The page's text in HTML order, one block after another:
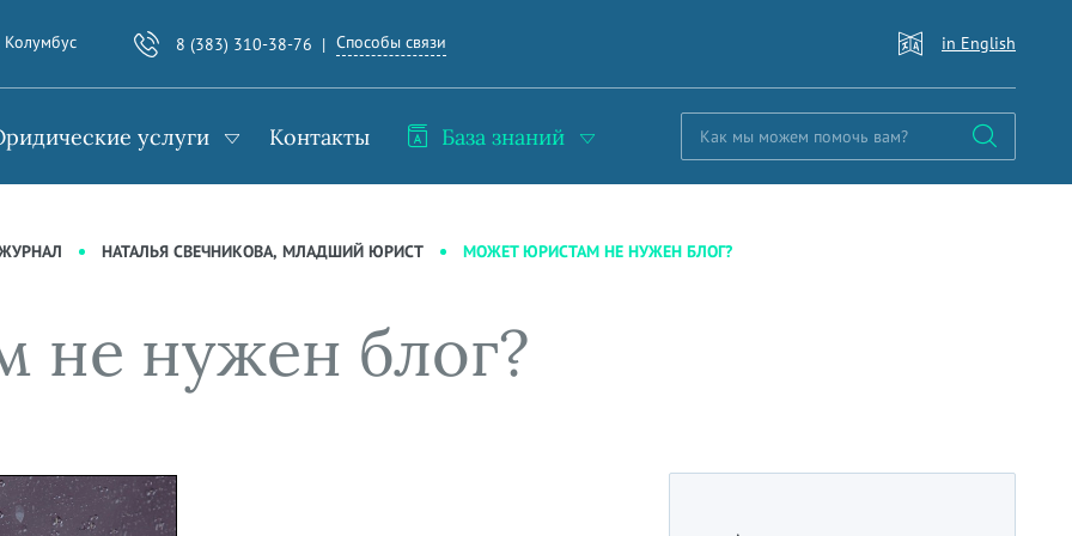
Колумбус 8 (383) 310-38-76 Способы связи in English
услуги Контакты База знаний
НАТАЛЬЯ СВЕЧНИКОВА, МЛАДШИЙ ЮРИСТ МОЖЕТ ЮРИСТАМ НЕ НУЖЕН БЛОГ?
нужен блог?